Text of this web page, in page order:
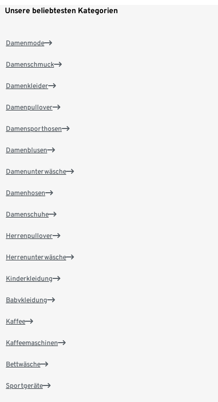
Unsere beliebtesten Kategorien
Damenmode
Damenschmuck
Damenkleider
Damenpullover
Damensporthosen
Damenblusen
Damenunterwäsche
Damenhosen
Damenschuhe
Herrenpullover
Herrenunterwäsche
Kinderkleidung
Babykleidung
Kaffee
Kaffeemaschinen
Bettwäsche
Sportgeräte